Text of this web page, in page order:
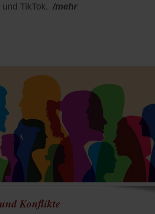
TikTok. /mehr
Konflikte